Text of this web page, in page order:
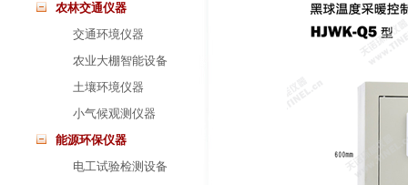
农林交通仪器
交通环境仪器
农业大棚智能设备
土壤环境仪器
小气候观测仪器
能源环保仪器
电工试验检测设备